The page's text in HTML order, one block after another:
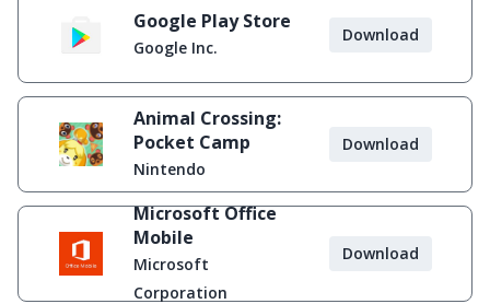
Google Play Store
Google Inc.
Download
Animal Crossing:
Pocket Camp
Nintendo
Download
Microsoft Office
Mobile
Microsoft
Corporation
Download